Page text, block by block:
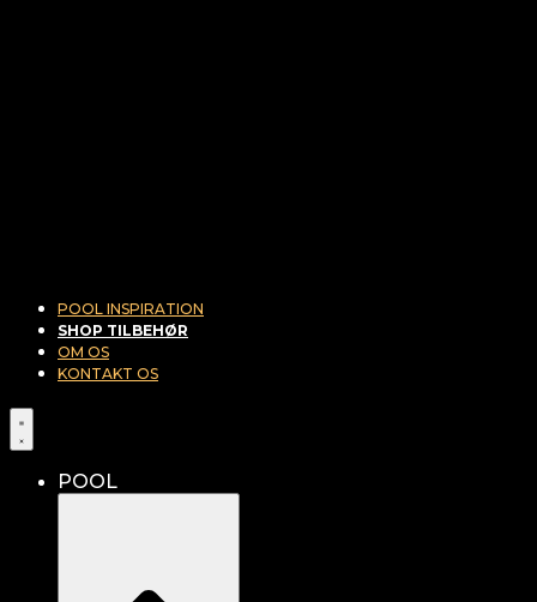
POOL INSPIRATION
SHOP TILBEHØR
OM OS
KONTAKT OS
POOL